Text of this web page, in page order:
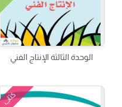
الوحدة الثالثة الإنتاج الفني
كتاب